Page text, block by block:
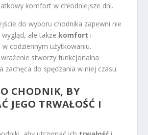
komfort w chłodniejsze dni.
do wyboru chodnika zapewni nie
ale także komfort i
codziennym użytkowaniu.
stworzy funkcjonalna
zachęca do spędzania w niej czasu.
CHODNIK, BY
JEGO TRWAŁOŚĆ I